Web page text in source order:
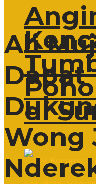
di
Ali
Dapat
Wong